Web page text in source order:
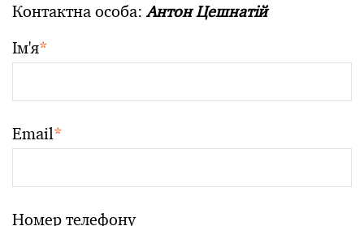
Контактна особа:Антон Цешнатій
Ім'я*
Email*
Номер телефону